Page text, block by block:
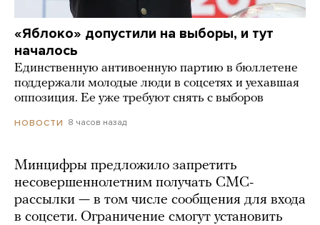
«Яблоко» допустили на выборы, и тут
началось
Единственную антивоенную партию в бюллетене
поддержали молодые люди в соцсетях и уехавшая
оппозиция. Ее уже требуют снять с выборов
НОВОСТИ 8 часов назад
Минцифры предложило запретить
несовершеннолетним получать СМС-
рассылки — в том числе сообщения для входа
в соцсети. Ограничение смогут установить